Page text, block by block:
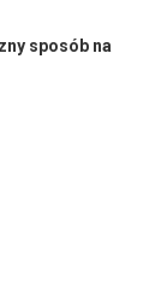
sposób na